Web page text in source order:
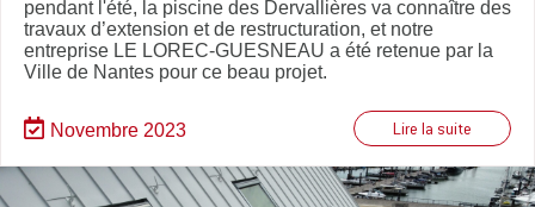
pendant l'été, la piscine des Dervallières va connaître des
travaux d’extension et de restructuration, et notre
entreprise LE LOREC-GUESNEAU a été retenue par la
Ville de Nantes pour ce beau projet.
Novembre 2023 Lire la suite